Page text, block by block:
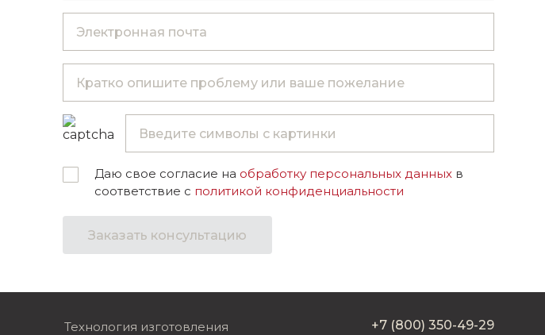
Даю свое согласие на обработку персональных данных в
соответствие с политикой конфиденциальности
Заказать консультацию
Технология изготовления
+7 (800) 350-49-29